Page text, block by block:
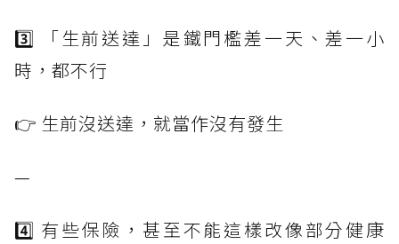
3️⃣ 「生前送達」是鐵門檻差一天、差一小
時，都不行
👉 生前沒送達，就當作沒有發生
—
4️⃣ 有些保險，甚至不能這樣改像部分健康